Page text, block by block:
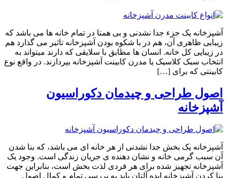
آشپزخانه یک جزء جدا نشدنی و بی همتا در تمام خانه ها می باشد که
زیبایی ظاهری آن، هم در با شکوه بودن آشپزخانه تاثیر می گذارد هم
در زیبایی کل خانه. انسان ها مطابق با سلایقی که دارند میتواند به
انتخاب سبک کلاسیک یا مدرن کابینت آشپزخانه بپردازند. در واقع نوع
کابینتی که برای […]
اصول طراحی و چیدمان دکوراسیون
آشپزخانه
آشپزخانه یک بخش جدا نشدنی از هر خانه ای می باشد، که بنا شدن
آن سبب گرمی خانه و نشان دهنده ی جریان زندگی است. وجود یک
آشپزخانه تجهیز شده برای هر فردی لذت بخش است، بنابراین جهت
بنا کردن آشپزخانه ایده آلتان باید به بررسی تمام و کمال اصول